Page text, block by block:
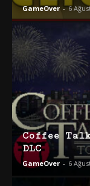
GameOver - 6
Coffee
DLC
GameOver - 6